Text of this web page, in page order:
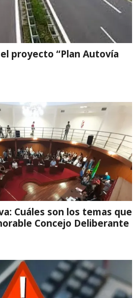
proyecto “Plan Autovía
Cuáles son los temas que
Concejo Deliberante